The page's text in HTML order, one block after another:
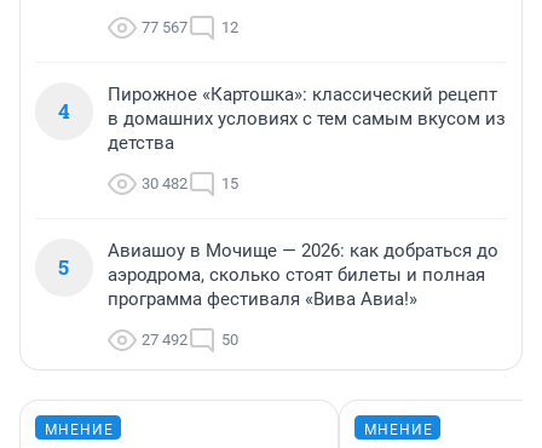
77 567 12
4
Пирожное «Картошка»: классический рецепт
в домашних условиях с тем самым вкусом из
детства
30 482 15
5
Авиашоу в Мочище — 2026: как добраться до
аэродрома, сколько стоят билеты и полная
программа фестиваля «Вива Авиа!»
27 492 50
МНЕНИЕ МНЕНИЕ